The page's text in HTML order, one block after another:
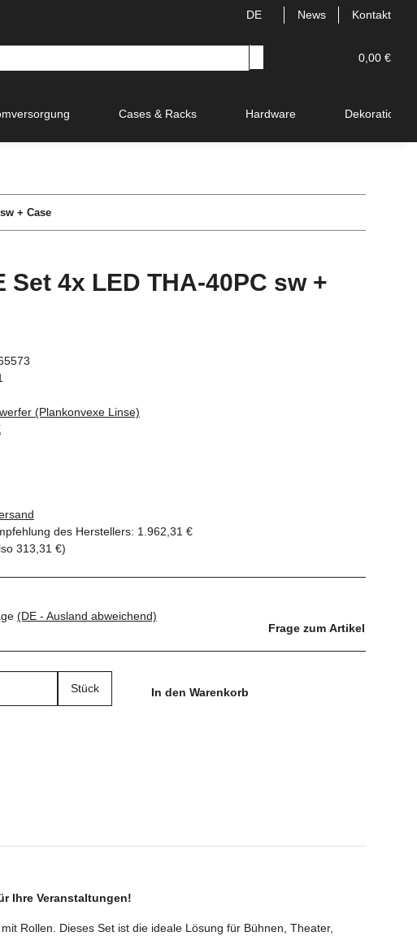
DE News Kontakt
0,00 €
Cases & Racks Hardware Dekoration
+ Case
Set 4x LED THA-40PC sw +
(Plankonvexe Linse)
des Herstellers: 1.962,31 €
313,31 €)
(DE - Ausland abweichend)
Frage zum Artikel
Stück In den Warenkorb
Ihre Veranstaltungen!
Rollen. Dieses Set ist die ideale Lösung für Bühnen, Theater,